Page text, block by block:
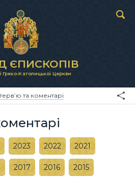
ЄПИСКОПІВ
Греко-Католицької Церкви
та коментарі
2023 2022 2021
2017 2016 2015